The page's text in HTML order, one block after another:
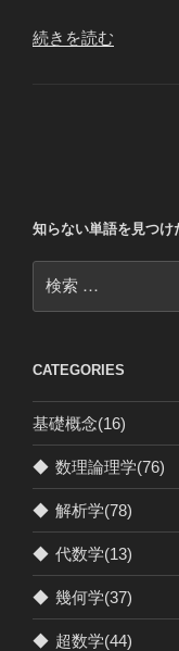
“正
続きを読む
ビ
ー
シ
ン
知らない単語を見つけ
索:
CATEGORIES
基礎概念(16)
◆ 数理論理学(76)
◆ 解析学(78)
◆ 代数学(13)
◆ 幾何学(37)
◆ 超数学(44)